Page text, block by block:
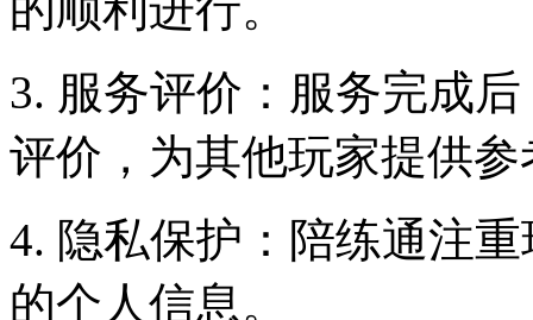
3. 服务评价：服务完成
评价，为其他玩家提供参
4. 隐私保护：陪练通注
的个人信息。